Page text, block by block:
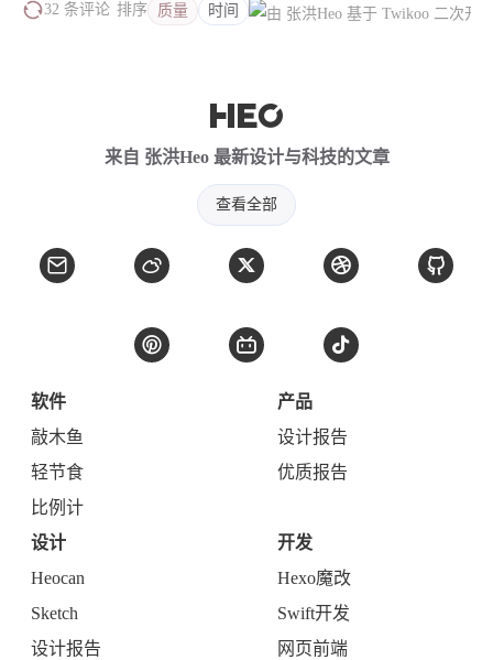
32 条评论 排序 质量 时间
来自 张洪Heo 最新设计与科技的文章
查看全部
软件
敲木鱼
轻节食
比例计
产品
设计报告
优质报告
设计
Heocan
Sketch
设计报告
开发
Hexo魔改
Swift开发
网页前端